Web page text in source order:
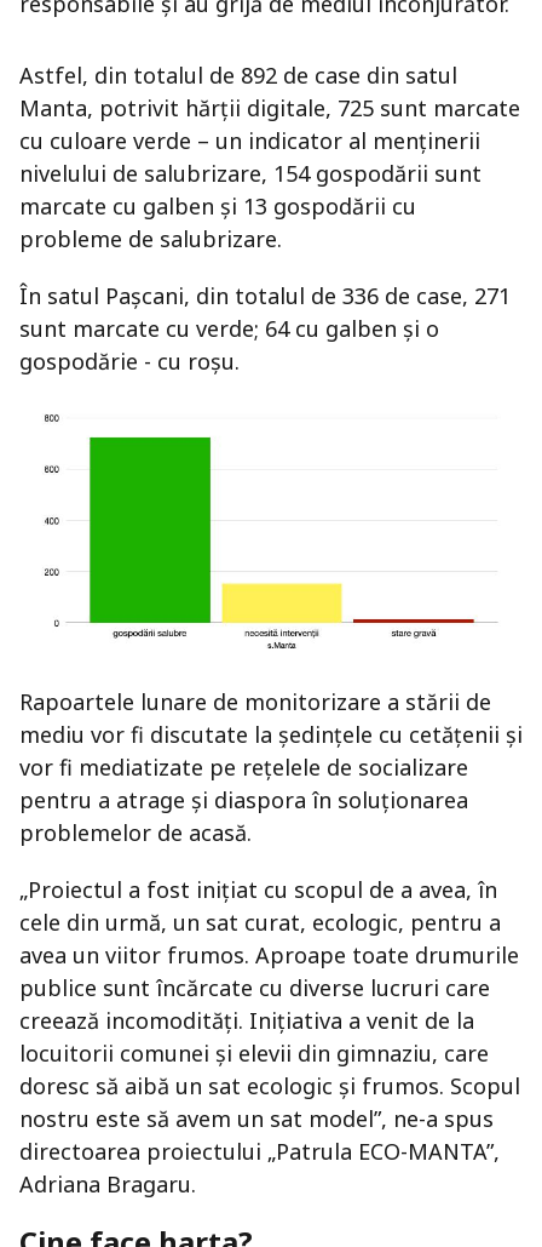
Astfel, din totalul de 892 de case din satul
Manta, potrivit hărții digitale, 725 sunt marcate
cu culoare verde – un indicator al menținerii
nivelului de salubrizare, 154 gospodării sunt
marcate cu galben și 13 gospodării cu
probleme de salubrizare.
În satul Pașcani, din totalul de 336 de case, 271
sunt marcate cu verde; 64 cu galben și o
gospodărie - cu roșu.
Rapoartele lunare de monitorizare a stării de
mediu vor fi discutate la ședințele cu cetățenii și
vor fi mediatizate pe rețelele de socializare
pentru a atrage și diaspora în soluționarea
problemelor de acasă.
„Proiectul a fost inițiat cu scopul de a avea, în
cele din urmă, un sat curat, ecologic, pentru a
avea un viitor frumos. Aproape toate drumurile
publice sunt încărcate cu diverse lucruri care
creează incomodități. Inițiativa a venit de la
locuitorii comunei și elevii din gimnaziu, care
doresc să aibă un sat ecologic și frumos. Scopul
nostru este să avem un sat model”, ne-a spus
directoarea proiectului „Patrula ECO-MANTA”,
Adriana Bragaru.